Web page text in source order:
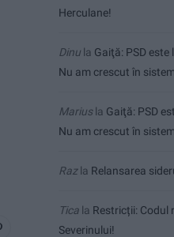
Herculane!
Dinu la Gaiţă: PSD
Nu am crescut în
Mariusla Gaiţă: PSD
Nu am crescut în
Razla Relansarea
Tica la Restricții: Codul
Severinului!